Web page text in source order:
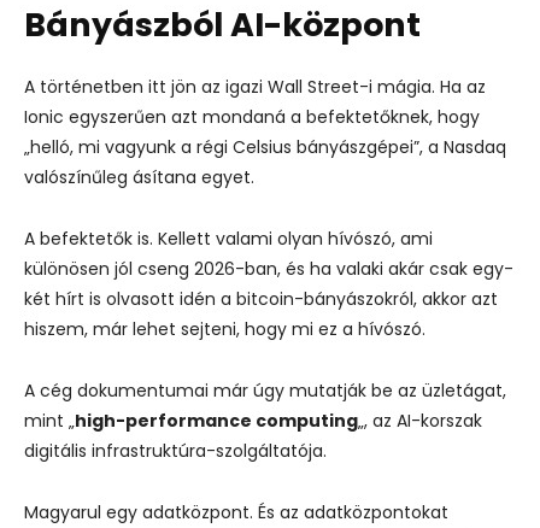
Bányászból AI-központ
A történetben itt jön az igazi Wall Street-i mágia. Ha az
Ionic egyszerűen azt mondaná a befektetőknek, hogy
„helló, mi vagyunk a régi Celsius bányászgépei”, a Nasdaq
valószínűleg ásítana egyet.
A befektetők is. Kellett valami olyan hívószó, ami
különösen jól cseng 2026-ban, és ha valaki akár csak egy-
két hírt is olvasott idén a bitcoin-bányászokról, akkor azt
hiszem, már lehet sejteni, hogy mi ez a hívószó.
A cég dokumentumai már úgy mutatják be az üzletágat,
mint „high-performance computing„, az AI-korszak
digitális infrastruktúra-szolgáltatója.
Magyarul egy adatközpont. És az adatközpontokat